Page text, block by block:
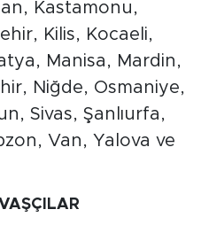
Kastamonu,
Kilis, Kocaeli,
Manisa, Mardin,
Niğde, Osmaniye,
Sivas, Şanlıurfa,
Van, Yalova ve